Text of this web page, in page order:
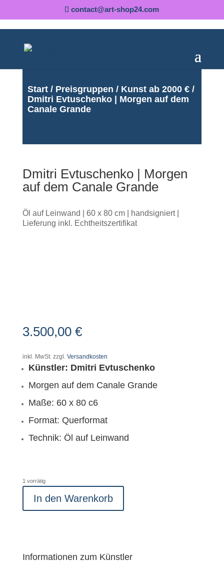
contact@art-shop24.com
Start/ Preisgruppen / Kunst ab 2000 €/
Dmitri Evtuschenko | Morgen auf dem
Canale Grande
Dmitri Evtuschenko | Morgen
auf dem Canale Grande
Öl auf Leinwand | 60 x 80 cm | handsigniert |
Lieferung inkl. Echtheitszertifikat
3.500,00 €
inkl. MwSt. zzgl. Versandkosten
Künstler: Dmitri Evtuschenko
Morgen auf dem Canale Grande
Maße: 60 x 80 c6
Format: Querformat
Technik: Öl auf Leinwand
1 vorrätig
In den Warenkorb
Informationen zum Künstler